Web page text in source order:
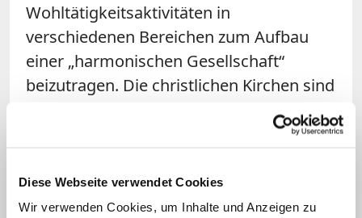
Diese Webseite verwendet Cookies
Wir verwenden Cookies, um Inhalte und Anzeigen zu
Wohltätigkeitsaktivitäten in
verschiedenen Bereichen zum Aufbau
einer „harmonischen Gesellschaft“
beizutragen. Die christlichen Kirchen sind
hier sehr aktiv, etwa in der Sorge für
Waisen, behinderte Menschen, HIV-
Katastrophenopfer, Schüler und
Studenten aus armen Familien etc. Viele